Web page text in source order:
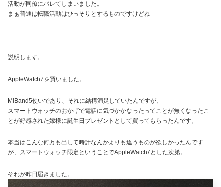
活動が同僚にバレてしまいました。
まぁ普通は転職活動はひっそりとするものですけどね
説明します。
AppleWatch7を買いました。
MiBand5使いであり、それに結構満足していたんですが、
スマートウォッチのおかげで電話に気づかかなったってことが無くなったこ
とが好感された嫁様に誕生日プレゼントとして買ってもらったんです。
本当はこんな何万も出して時計なんかよりも違うものが欲しかったんです
が、スマートウォッチ限定ということでAppleWatch7とした次第。
それが昨日届きました。